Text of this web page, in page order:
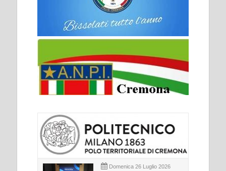
Domenica 26 Luglio 2026